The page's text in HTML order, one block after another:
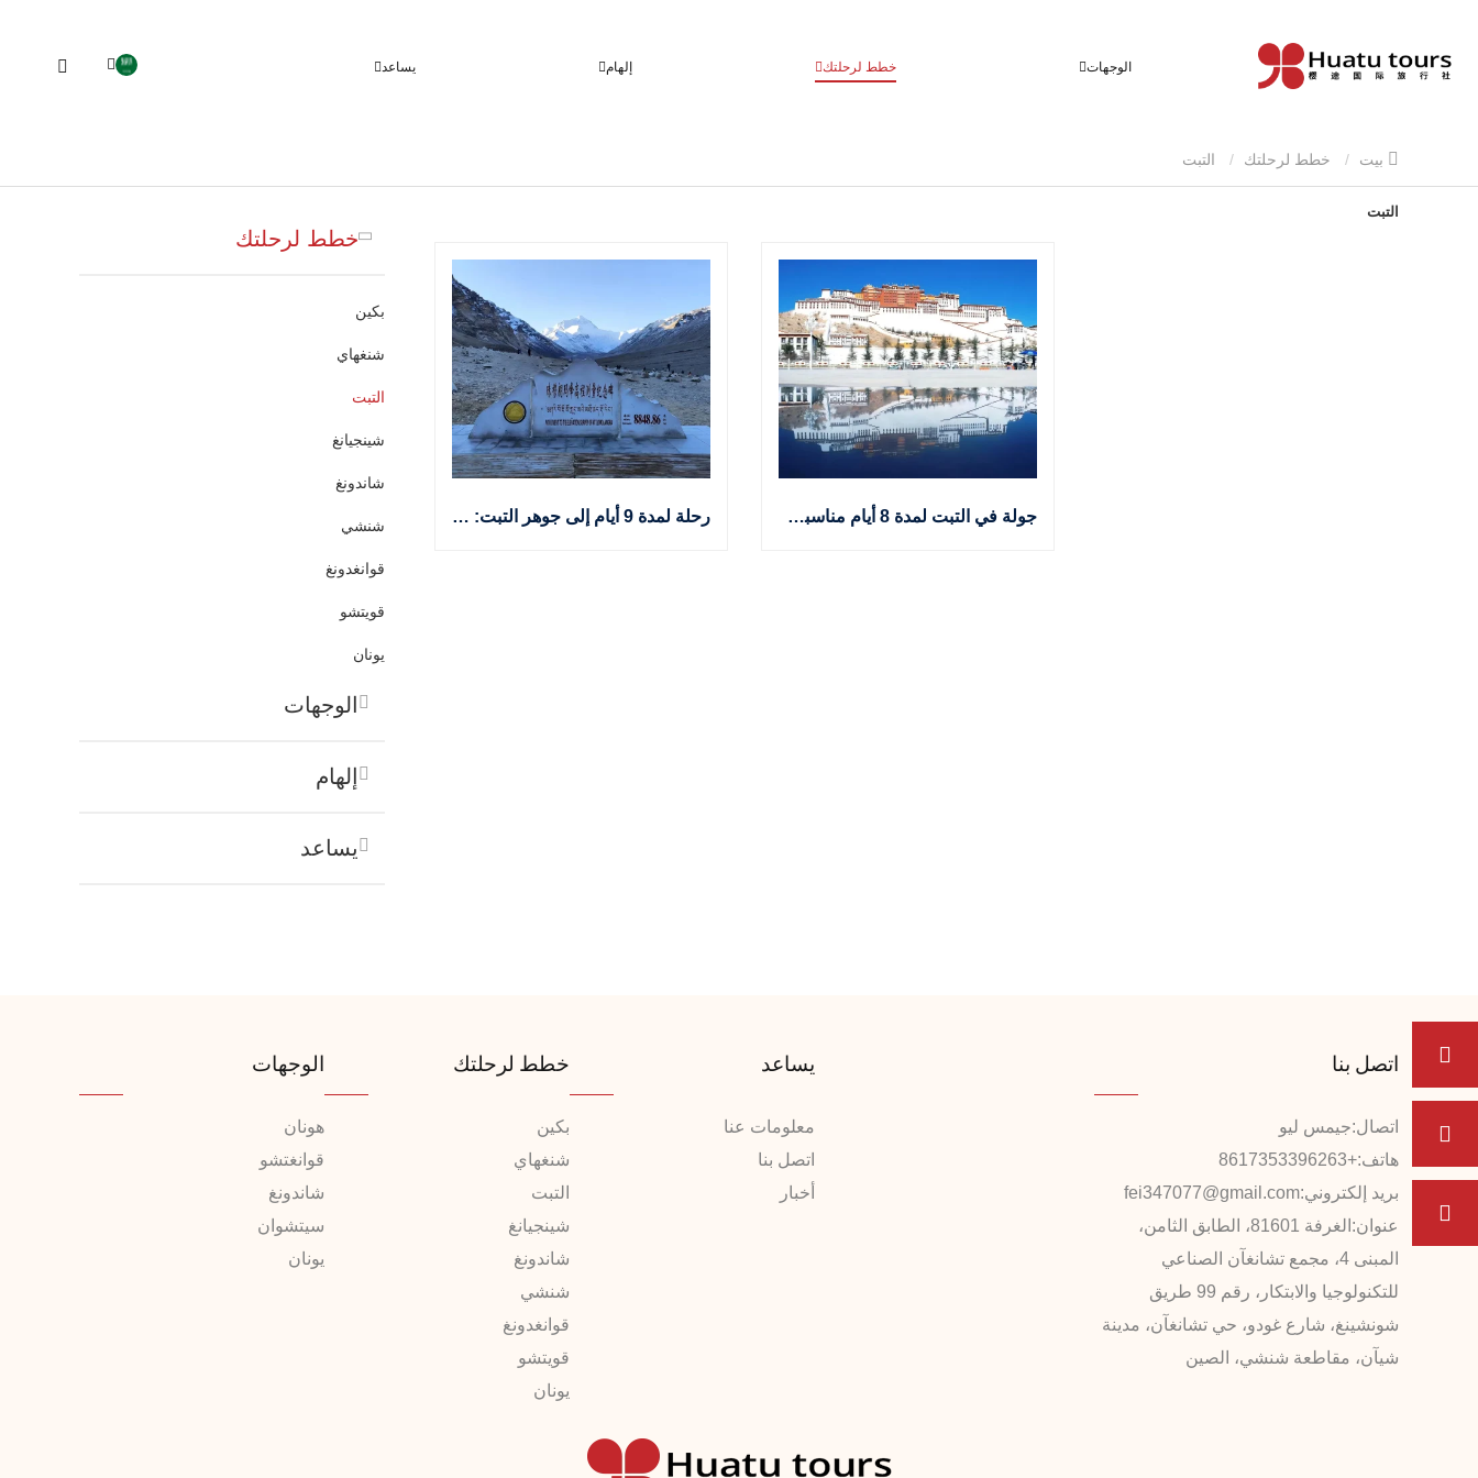
الوجهات خطط لرحلتك إلهام يساعد
خطط لرحلتك
خطط لرحلتك
بكين
شنغهاي
التبت
شينجيانغ
شاندونغ
شنشي
قوانغدونغ
قويتشو
يونان
الوجهات
إلهام
يساعد
التبت
رحلة لمدة 9 أيام إلى جوهر التبت: انغماس ثقافي ومغامرة في جبال الهيمالايا جولة في التبت لمدة 8 أيام مناسبة للحلال: لاسا، بحيرة يامدروك، ومعسكر قاعدة إيفرست | برنامج رحلة خفيف للمسافرين من الشرق الأوسط
الوجهات
هونان
قوانغتشو
شاندونغ
سيتشوان
يونان
خطط لرحلتك
بكين
شنغهاي
التبت
شينجيانغ
شاندونغ
شنشي
قوانغدونغ
قويتشو
يونان
يساعد
معلومات عنا
اتصل بنا
أخبار
اتصل بنا
اتصال:جيمس ليو
هاتف:+8617353396263
بريد إلكتروني:fei347077@gmail.com
عنوان:
الغرفة 81601، الطابق الثامن،
المبنى 4، مجمع تشانغآن الصناعي
للتكنولوجيا والابتكار، رقم 99 طريق
شونشينغ، شارع غودو، حي تشانغآن، مدينة
شيآن، مقاطعة شنشي، الصين